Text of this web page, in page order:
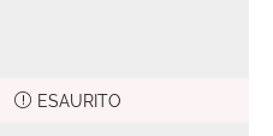
ESAURITO